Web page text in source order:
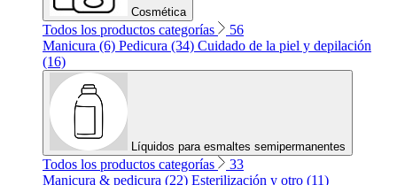
Cosmética
Todos los productos categorías
56
Manicura (6) Pedicura (34) Cuidado de la piel y depilación
(16)
Líquidos para esmaltes semipermanentes
Todos los productos categorías
33
Manicura & pedicura (22) Esterilización y otro (11)